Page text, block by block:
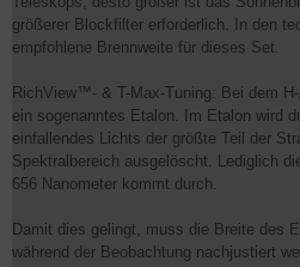
größerer Blockfilter erforderlich. In den
empfohlene Brennweite für dieses Set.
RichView™- & T-Max-Tuning: Bei dem
ein sogenanntes Etalon. Im Etalon wird
einfallendes Lichts der größte Teil der
Spektralbereich ausgelöscht. Lediglich
656 Nanometer kommt durch.
Damit dies gelingt, muss die Breite des
während der Beobachtung nachjustiert